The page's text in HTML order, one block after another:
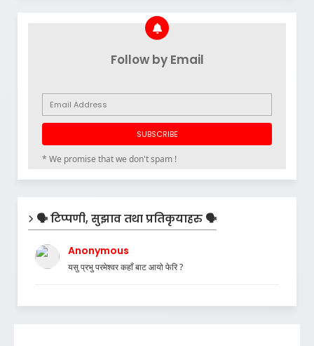
Follow by Email
* We promise that we don't spam !
🗣️ टिप्पणी, सुझाव तथा प्रतिकृयाहरु 🗣️
Anonymous
यसु प्रभु परमेश्वर कहाँ बाट आयो फेरि ?